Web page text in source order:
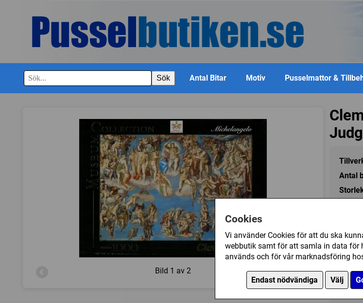
Cookies
Vi använder Cookies för att du ska
webbutik samt för att samla in data för
används och för vår marknadsföring
Endast nödvändiga Välj
Sök Antal Bitar Motiv Pusselmattor &
Bild 1 av 2
Antal
Antal